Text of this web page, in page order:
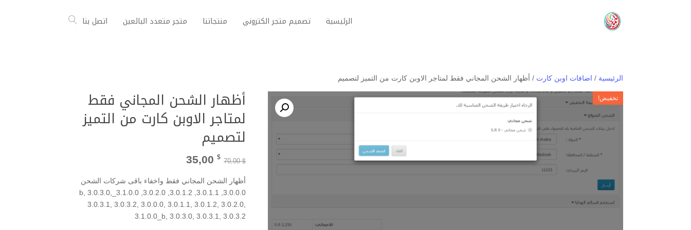
الرئيسية تصميم متجر الكتروني منتجاتنا متجر متعدد البائعين اتصل بنا
الرئيسية / اضافات اوبن كارت / أظهار الشحن المجاني فقط لمتاجر الاوبن كارت من التميز لتصميم
تخفيض! أظهار الشحن المجاني فقط
لمتاجر الاوبن كارت من التميز
لتصميم
70,00$
السعر
هو:
70,00 $.
35,00 $
السعر
هو:
35,00 $.
أظهار الشحن المجاني فقط واخفاء باقى شركات الشحن
3.0.0.0, 3.0.1.1, 3.0.1.2, 3.0.2.0, 3.1.0.0_b, 3.0.3.0,
3.0.3.1, 3.0.3.2, 3.0.0.0, 3.0.1.1, 3.0.1.2, 3.0.2.0,
3.1.0.0_b, 3.0.3.0, 3.0.3.1, 3.0.3.2